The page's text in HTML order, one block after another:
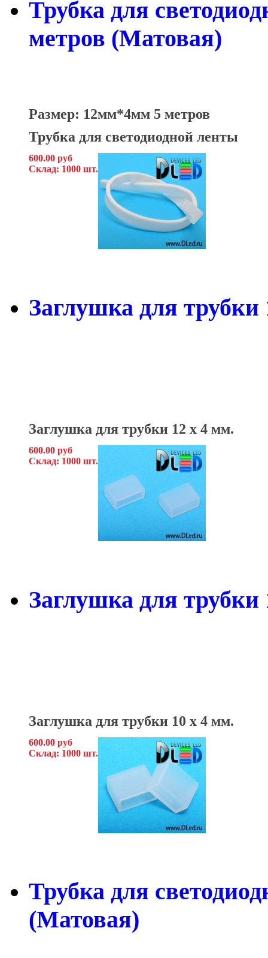
Трубка для
метров (Матовая)
Размер: 12мм*4мм 5 метров
Трубка для светодиодной ленты
600.00 руб
Склад: 1000 шт.
Заглушка для трубки
Заглушка для трубки 12 x 4 мм.
600.00 руб
Склад: 1000 шт.
Заглушка для трубки
Заглушка для трубки 10 x 4 мм.
600.00 руб
Склад: 1000 шт.
Трубка для
(Матовая)